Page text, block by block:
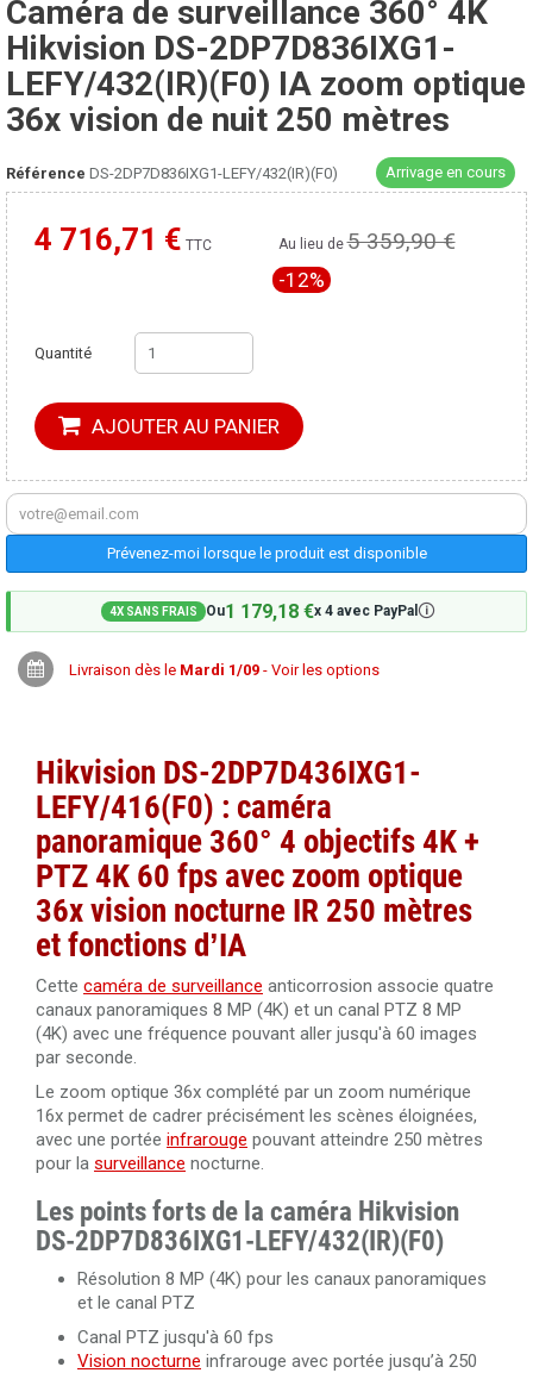
Caméra de surveillance 360° 4K
Hikvision DS-2DP7D836IXG1-
LEFY/432(IR)(F0) IA zoom optique
36x vision de nuit 250 mètres
Référence DS-2DP7D836IXG1-LEFY/432(IR)(F0) Arrivage en cours
4 716,71 € TTC
Moins cher ailleurs ? Au lieu de5 359,90 €
-12%
Quantité
AJOUTER AU PANIER
Prévenez-moi lorsque le produit est disponible
4X SANS FRAIS Ou1 179,18 €x 4 avec PayPal 🛈
Livraison dès le Mardi 1/09 - Voir les options
Hikvision DS-2DP7D436IXG1-
LEFY/416(F0) : caméra
panoramique 360° 4 objectifs 4K +
PTZ 4K 60 fps avec zoom optique
36x vision nocturne IR 250 mètres
et fonctions d’IA
Cette caméra de surveillance anticorrosion associe quatre
canaux panoramiques 8 MP (4K) et un canal PTZ 8 MP
(4K) avec une fréquence pouvant aller jusqu'à 60 images
par seconde.
Le zoom optique 36x complété par un zoom numérique
16x permet de cadrer précisément les scènes éloignées,
avec une portée infrarouge pouvant atteindre 250 mètres
pour la surveillance nocturne.
Les points forts de la caméra Hikvision
DS-2DP7D836IXG1-LEFY/432(IR)(F0)
Résolution 8 MP (4K) pour les canaux panoramiques
et le canal PTZ
Canal PTZ jusqu'à 60 fps
Vision nocturne infrarouge avec portée jusqu’à 250